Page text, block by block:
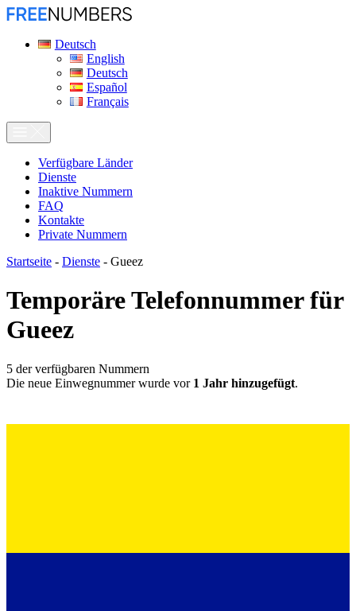
Deutsch
English
Deutsch
Español
Français
Verfügbare Länder
Dienste
Inaktive Nummern
FAQ
Kontakte
Private Nummern
Startseite - Dienste - Gueez
Temporäre Telefonnummer für
Gueez
5 der verfügbaren Nummern
Die neue Einwegnummer wurde vor 1 Jahr hinzugefügt.